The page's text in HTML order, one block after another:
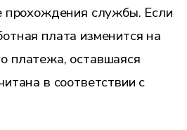
прохождения службы. Если
плата изменится на
платежа, оставшаяся
в соответствии с